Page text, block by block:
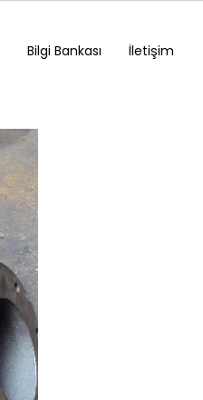
Bilgi Bankası İletişim